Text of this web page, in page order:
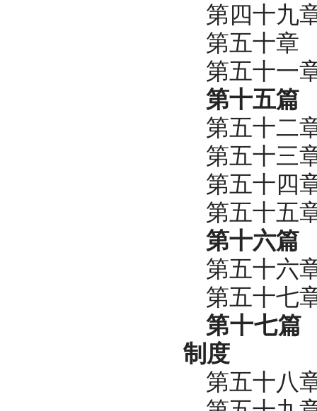
第四十九
第五十章
第五十一
第十五篇
第五十二
第五十三
第五十四
第五十五
第十六篇
第五十六
第五十七
第十七篇
制度
第五十八